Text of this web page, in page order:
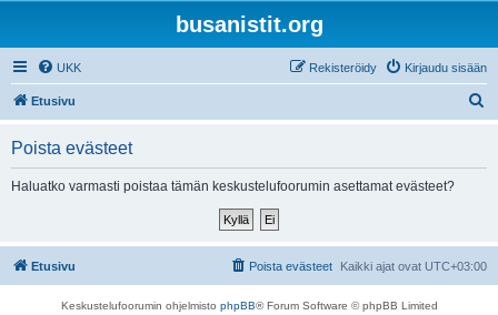
busanistit.org
UKK Kirjaudu sisään
Rekisteröidy
Etusivu
Poista evästeet
Haluatko varmasti poistaa tämän keskustelufoorumin asettamat evästeet?
Etusivu Kaikki ajat ovat UTC+03:00
Poista evästeet
Keskustelufoorumin ohjelmisto phpBB® Forum Software © phpBB Limited